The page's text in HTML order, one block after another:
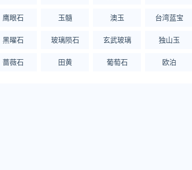
鹰眼石 玉髓 澳玉 台湾蓝宝
黑曜石 玻璃陨石 玄武玻璃 独山玉
蔷薇石 田黄 葡萄石 欧泊